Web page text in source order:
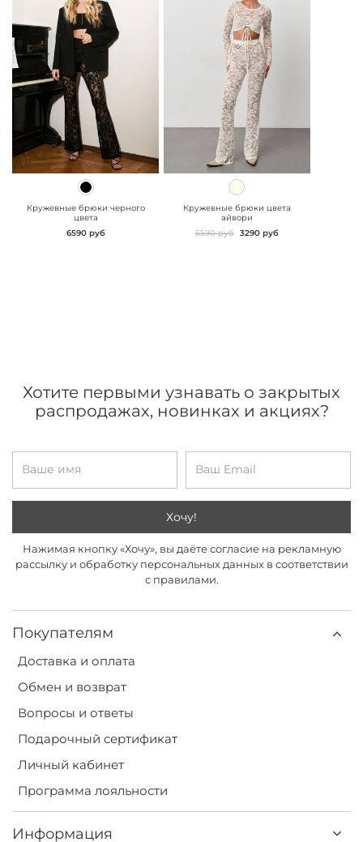
" class="js-prevent-
Кружевные брюки черного
цвета
6590 руб
" class="js-prevent-
Кружевные брюки цвета
айвори
6590 руб 3290 руб
Покупателям
Доставка и оплата
Обмен и возврат
Вопросы и ответы
Подарочный сертификат
Личный кабинет
Программа лояльности
Информация
Хотите первыми узнавать о закрытых
распродажах, новинках и акциях?
Хочу!
Нажимая кнопку «Хочу», вы даёте согласие на рекламную
рассылку и обработку персональных данных в соответствии
с правилами.